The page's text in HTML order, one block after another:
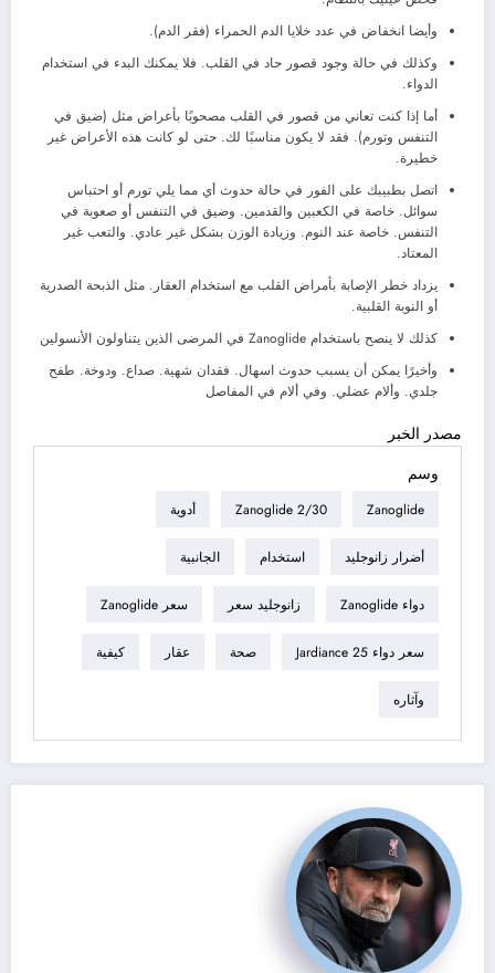
وأيضا انخفاض في عدد خلايا الدم الحمراء (فقر الدم).
وكذلك في حالة وجود قصور حاد في القلب. فلا يمكنك البدء في استخدام
الدواء.
أما إذا كنت تعاني من قصور في القلب مصحوبًا بأعراض مثل (ضيق في
التنفس وتورم). فقد لا يكون مناسبًا لك. حتى لو كانت هذه الأعراض غير
خطيرة.
اتصل بطبيبك على الفور في حالة حدوث أي مما يلي تورم أو احتباس
سوائل. خاصة في الكعبين والقدمين. وضيق في التنفس أو صعوبة في
التنفس. خاصة عند النوم. وزيادة الوزن بشكل غير عادي. والتعب غير
المعتاد.
يزداد خطر الإصابة بأمراض القلب مع استخدام العقار. مثل الذبحة الصدرية
أو النوبة القلبية.
كذلك لا ينصح باستخدام Zanoglide في المرضى الذين يتناولون الأنسولين
وأخيرًا يمكن أن يسبب حدوث اسهال. فقدان شهية. صداع. ودوخة. طفح
جلدي. وألام عضلي. وفي ألام في المفاصل
مصدر الخبر
وسم
Zanoglide
Zanoglide 2/30 أدوية
أضرار زانوجليد استخدام الجانبية
دواء Zanoglide زانوجليد سعر سعر Zanoglide
سعر دواء Jardiance 25 صحة عقار كيفية
وآثاره